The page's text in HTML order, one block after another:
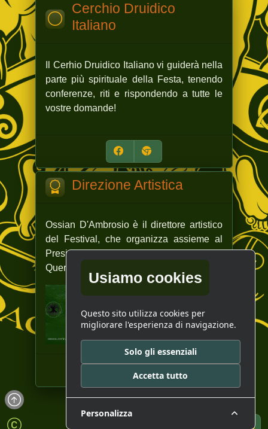
Cerchio Druidico
Italiano
Il Cerhio Druidico Italiano vi guiderà nella
parte più spirituale della Festa, tenendo
conferenze, riti e rispondendo a tutte le
vostre domande!
Direzione Artistica
Ossian D'Ambrosio è il direttore artistico
del Festival, che organizza assieme al
Presidente dell'Associazione Antica
Quercia.
Usiamo cookies
Questo sito utilizza cookies per
migliorare l'esperienza di navigazione.
Solo gli essenziali
Accetta tutto
Personalizza